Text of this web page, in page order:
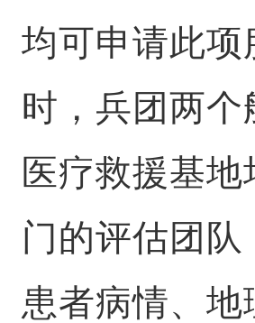
均可申请此项
时，兵团两个
医疗救援基地
门的评估团队
患者病情、地